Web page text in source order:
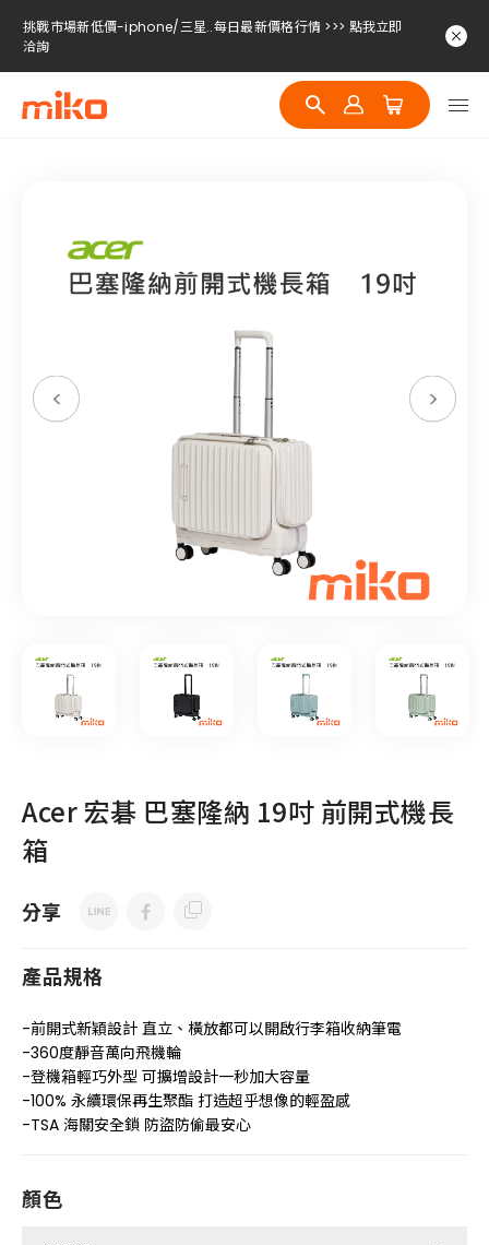
挑戰市場新低價-iphone/三星..每日最新價格行情 >>> 點我立即
洽詢
挑戰市場新低價-iphone/三星..每日最新價格行情 >>> 點我立即
洽詢
挑戰市場新低價-iphone/三星..每日最新價格行情 >>> 點我立即
Acer 宏碁 巴塞隆納 19吋 前開式機長
箱
分享
產品規格
-前開式新穎設計 直立、橫放都可以開啟行李箱收納筆電
-360度靜音萬向飛機輪
-登機箱輕巧外型 可擴增設計一秒加大容量
-100% 永續環保再生聚酯 打造超乎想像的輕盈感
-TSA 海關安全鎖 防盜防偷最安心
顏色